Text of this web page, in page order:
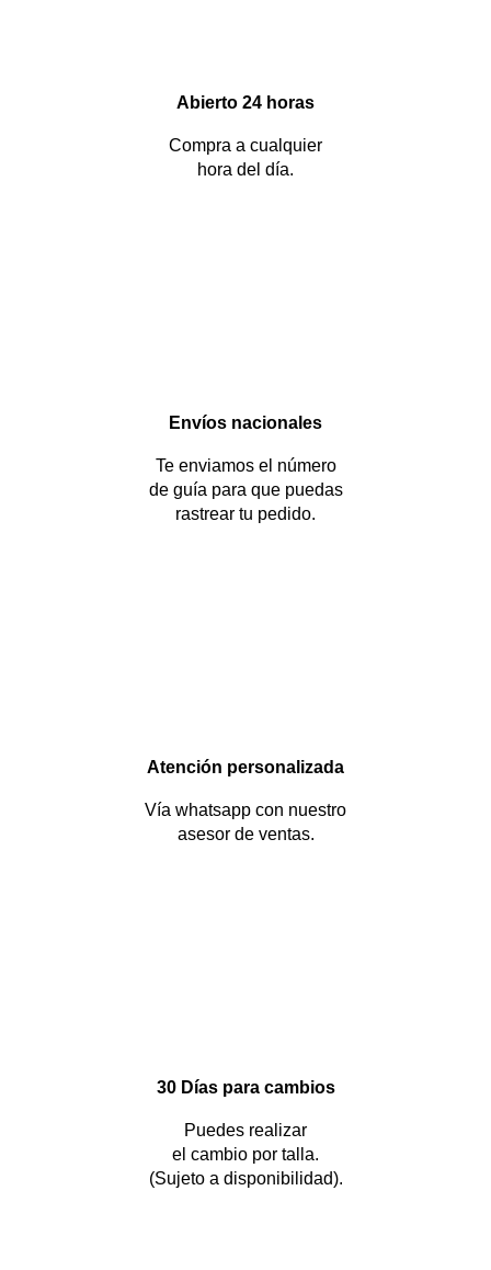
Abierto 24 horas
Compra a cualquier
hora del día.
Envíos nacionales
Te enviamos el número
de guía para que puedas
rastrear tu pedido.
Atención personalizada
Vía whatsapp con nuestro
asesor de ventas.
30 Días para cambios
Puedes realizar
el cambio por talla.
(Sujeto a disponibilidad).